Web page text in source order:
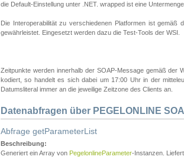
die Default-Einstellung unter .NET. wrapped ist eine
Die Interoperabilität zu verschiedenen Platformen ist gemäß
gewährleistet. Eingesetzt werden dazu die Test-Tools der WSI.
Zeitpunkte werden innerhalb der SOAP-Message gemäß der
kodiert, so handelt es sich dabei um 17:00 Uhr in der
Datumsliteral immer an die jeweilige Zeitzone des Clients an.
Datenabfragen über PEGELONLINE
Abfrage getParameterList
Beschreibung:
Generiert ein Array von PegelonlineParameter-Instanzen.